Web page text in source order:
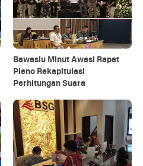
Bawaslu Minut Awasi Rapat
Pleno Rekapitulasi
Perhitungan Suara